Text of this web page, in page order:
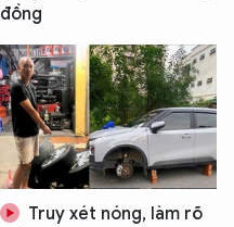
đồng
Truy xét nóng, làm rõ